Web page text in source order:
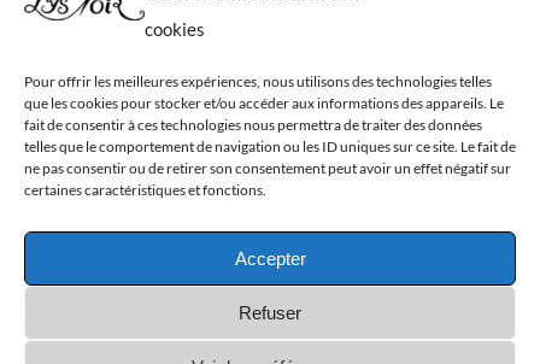
cookies
Pour offrir les meilleures expériences, nous utilisons des technologies telles
que les cookies pour stocker et/ou accéder aux informations des appareils. Le
fait de consentir à ces technologies nous permettra de traiter des données
telles que le comportement de navigation ou les ID uniques sur ce site. Le fait de
ne pas consentir ou de retirer son consentement peut avoir un effet négatif sur
certaines caractéristiques et fonctions.
Accepter
Refuser
Sortie en matinée Septembre 2026